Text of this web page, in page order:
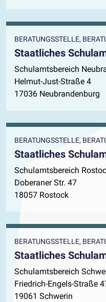
BERATUNGSSTELLE,
Staatliches
Schulamtsbereich
Helmut-Just-Straße 4
17036 Neubrandenburg
BERATUNGSSTELLE,
Staatliches
Schulamtsbereich
Doberaner Str. 47
18057 Rostock
BERATUNGSSTELLE,
Staatliches
Schulamtsbereich
Friedrich-Engels-Straße
19061 Schwerin